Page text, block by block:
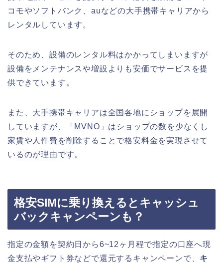
コモやソフトバンク、auなどの大手携帯キャリアから
レンタルしています。
そのため、設備のレンタル料はかかってしまいますが
設備をメンテナンスや増設よりも安価でサービスを提
供できています。
また、大手携帯キャリアは全国各地にショップを展開
していますが、「MVNO」はショップの数を少なくし
家賃や人件費を削除することで格安料金を実現させて
いるのが理由です。
格安SIMに乗り換えるとキャッシュ
バックキャンペーンも？
指定の金額を契約日から6~12ヶ月程で指定の口座へ現
金支払やギフト券などで還元するキャンペーンで、 キ